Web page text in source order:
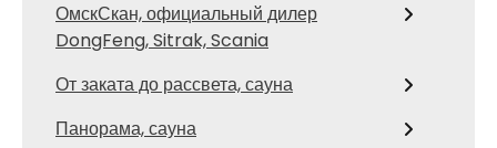
ОмскСкан, официальный дилер
DongFeng, Sitrak, Scania
От заката до рассвета, сауна
Панорама, сауна